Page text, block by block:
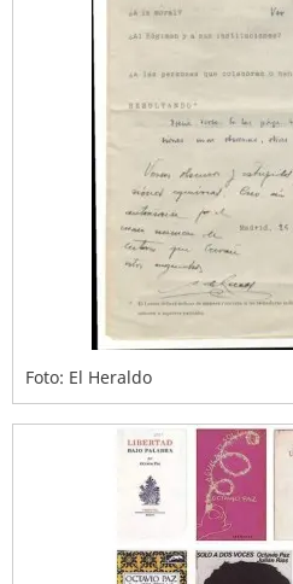
Foto: El Heraldo